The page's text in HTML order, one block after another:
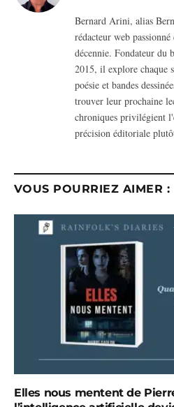
Bernard Arini, alias
rédacteur web
décennie. Fondateur du
2015, il explore chaque
poésie et bandes
trouver leur prochaine
chroniques privilégient
précision éditoriale
VOUS POURRIEZ AIMER :
Elles nous mentent de